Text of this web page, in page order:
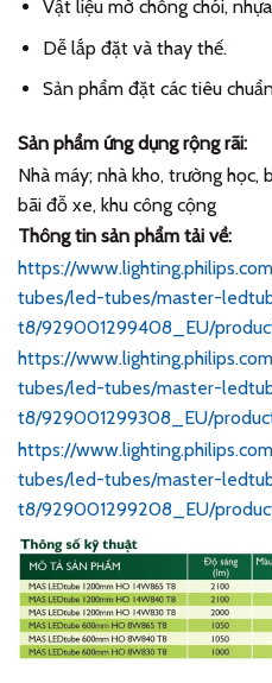
Vật liệu mờ chống chói,
Dễ lắp đặt và thay thế.
Sản phẩm đặt các tiêu
Sản phẩm ứng dụng rộng rãi:
Nhà máy; nhà kho, trường học,
bãi đỗ xe, khu công cộng
Thông tin sản phẩm tải về:
https://
tubes/led-tubes/master-
t8/929001299408_EU/
https://
tubes/led-tubes/master-
t8/929001299308_EU/
https://
tubes/led-tubes/master-
t8/929001299208_EU/